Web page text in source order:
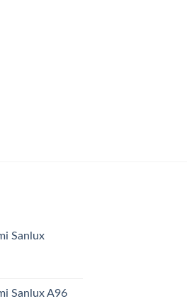
Sanlux
Sanlux A96